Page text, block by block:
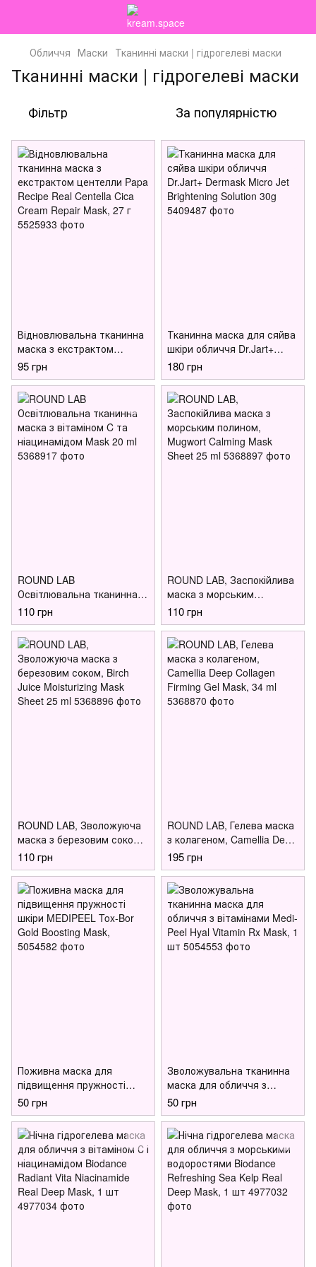
Обличчя Маски Тканинні маски | гідрогелеві маски
Тканинні маски | гідрогелеві маски
Фільтр За популярністю
Відновлювальна тканинна
маска з екстрактом
центелли Papa Recipe Real
Centella Cica Cream Repair
Mask, 27 г
95 грн
Тканинна маска для сяйва
шкіри обличчя Dr.Jart+
Dermask Micro Jet
Brightening Solution 30g
180 грн
ROUND LAB
Освітлювальна тканинна
маска з вітаміном C та
ніацинамідом Mask 20 ml
110 грн
ROUND LAB, Заспокійлива
маска з морським
полином, Mugwort Calming
Mask Sheet 25 ml
110 грн
ROUND LAB, Зволожуюча
маска з березовим соком,
Birch Juice Moisturizing
Mask Sheet 25 ml
110 грн
ROUND LAB, Гелева маска
з колагеном, Camellia Deep
Collagen Firming Gel Mask,
34 ml
195 грн
Поживна маска для
підвищення пружності
шкіри MEDIPEEL Tox-Bor
Gold Boosting Mask,
50 грн
Зволожувальна тканинна
маска для обличчя з
вітамінами Medi-Peel Hyal
Vitamin Rx Mask, 1 шт
50 грн